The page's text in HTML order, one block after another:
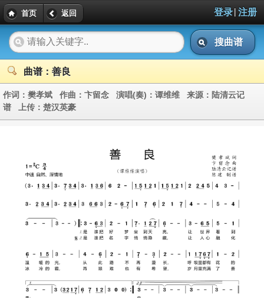
首页 返回 登录| 注册
搜曲谱
曲谱：善良
作词： 樊孝斌 作曲： 卞留念 演唱(奏)： 谭维维 来源： 陆清云记
谱 上传： 楚汉英豪